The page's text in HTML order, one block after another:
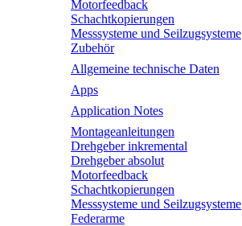
Motorfeedback
Schachtkopierungen
Messsysteme und Seilzugsysteme
Zubehör
Allgemeine technische Daten
Apps
Application Notes
Montageanleitungen
Drehgeber inkremental
Drehgeber absolut
Motorfeedback
Schachtkopierungen
Messsysteme und Seilzugsysteme
Federarme